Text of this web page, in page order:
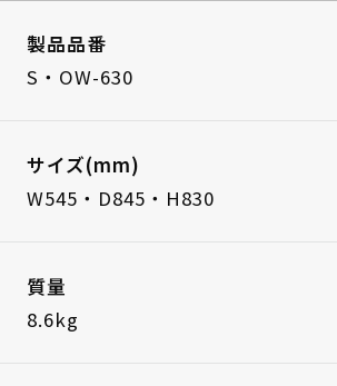
製品品番
S・OW-630
サイズ(mm)
W545・D845・H830
質量
8.6kg